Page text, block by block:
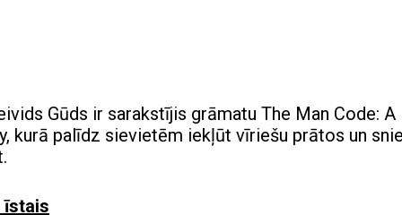
Gūds ir sarakstījis grāmatu The Man Code: A
kurā palīdz sievietēm iekļūt vīriešu prātos un
īstais